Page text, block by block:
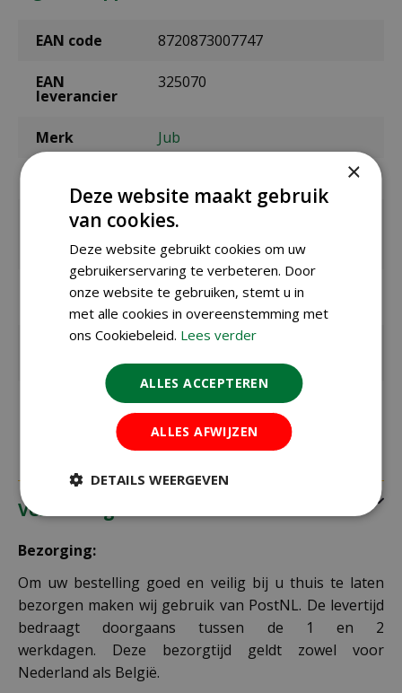
EAN code 8720873007747
EAN
leverancier
325070
Merk Jub
Zaaien /
planten
buiten
september t/m december
Bloeitijd /
oogsttijd
april
max. hoogte 35 cm
paars
Verzending
Bezorging:
Om uw bestelling goed en veilig bij u thuis te laten
bezorgen maken wij gebruik van PostNL. De levertijd
bedraagt doorgaans tussen de 1 en 2
werkdagen. Deze bezorgtijd geldt zowel voor
Nederland als België.
×
Deze website maakt gebruik
van cookies.
Deze website gebruikt cookies om uw
gebruikerservaring te verbeteren. Door
onze website te gebruiken, stemt u in
met alle cookies in overeenstemming met
ons Cookiebeleid. Lees verder
ALLES ACCEPTEREN
ALLES AFWIJZEN
DETAILS WEERGEVEN